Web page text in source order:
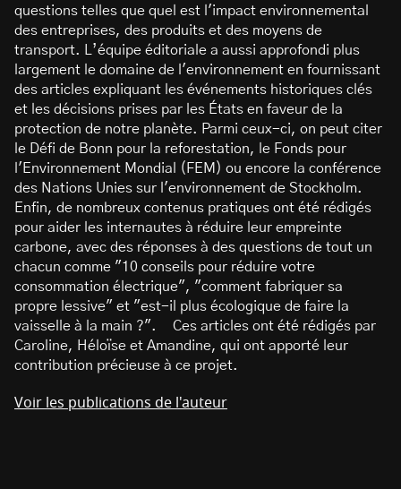
questions telles que quel est l'impact environnemental
des entreprises, des produits et des moyens de
transport. L’équipe éditoriale a aussi approfondi plus
largement le domaine de l'environnement en fournissant
des articles expliquant les événements historiques clés
et les décisions prises par les États en faveur de la
protection de notre planète. Parmi ceux-ci, on peut citer
le Défi de Bonn pour la reforestation, le Fonds pour
l'Environnement Mondial (FEM) ou encore la conférence
des Nations Unies sur l'environnement de Stockholm.
Enfin, de nombreux contenus pratiques ont été rédigés
pour aider les internautes à réduire leur empreinte
carbone, avec des réponses à des questions de tout un
chacun comme "10 conseils pour réduire votre
consommation électrique", "comment fabriquer sa
propre lessive" et "est-il plus écologique de faire la
vaisselle à la main ?". Ces articles ont été rédigés par
Caroline, Héloïse et Amandine, qui ont apporté leur
contribution précieuse à ce projet.
Voir les publications de l'auteur